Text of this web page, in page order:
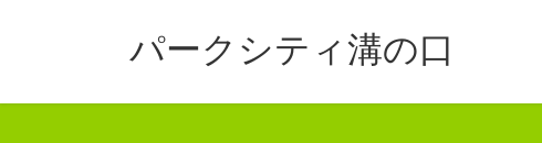
パークシティ溝の口